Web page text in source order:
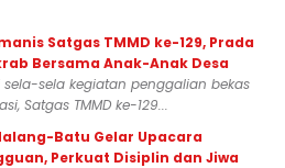
Satgas TMMD ke-129, Prada
Bersama Anak-Anak Desa
sela-sela kegiatan penggalian bekas
Satgas TMMD ke-129...
Batu Gelar Upacara
Perkuat Disiplin dan Jiwa